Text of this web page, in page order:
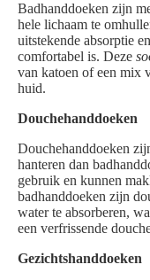
Badhanddoeken zijn
hele lichaam te
uitstekende absorptie
comfortabel is. Deze
van katoen of een mix
huid.
Douchehanddoeken
Douchehanddoeken
hanteren dan
gebruik en kunnen
badhanddoeken zijn
water te absorberen,
een verfrissende
Gezichtshanddoeken